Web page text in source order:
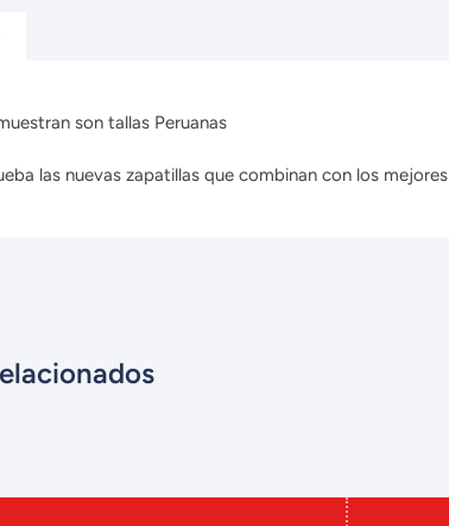
son tallas Peruanas
las nuevas zapatillas que combinan con los